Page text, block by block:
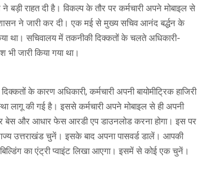
बड़ी राहत दी है। विकल्प के तौर पर कर्मचारी अपने मोबाइल से
ने जारी कर दी। एक मई से मुख्य सचिव आनंद बर्द्धन के
था। सचिवालय में तकनीकी दिक्कतों के चलते अधिकारी-
भी जारी किया गया था।
के कारण अधिकारी, कर्मचारी अपनी बायोमीट्रिक हाजिरी
लागू की गई है। इससे कर्मचारी अपने मोबाइल से ही अपनी
बेस और आधार फेस आरडी एप डाउनलोड करना होगा। इस पर
उत्तराखंड चुनें। इसके बाद अपना पासवर्ड डालें। आपकी
का एंट्री प्वाइंट लिखा आएगा। इसमें से कोई एक चुनें।